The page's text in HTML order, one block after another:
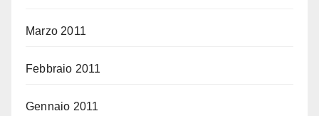
Marzo 2011
Febbraio 2011
Gennaio 2011